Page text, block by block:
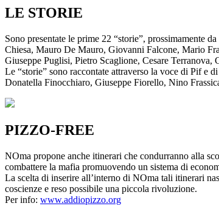
LE STORIE
Sono presentate le prime 22 “storie”, prossimamente
Chiesa, Mauro De Mauro, Giovanni Falcone, Mario
Giuseppe Puglisi, Pietro Scaglione, Cesare
Le “storie” sono raccontate attraverso la voce di Pif e
Donatella Finocchiaro, Giuseppe Fiorello, Nino
PIZZO-FREE
NOma propone anche itinerari che condurranno alla
combattere la mafia promuovendo un sistema di
La scelta di inserire all’interno di NOma tali itinerari
coscienze e reso possibile una piccola rivoluzione.
Per info: www.addiopizzo.org